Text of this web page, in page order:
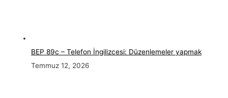
BEP 89c – Telefon İngilizcesi: Düzenlemeler yapmak
Temmuz 12, 2026